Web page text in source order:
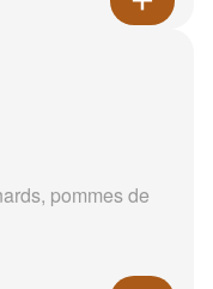
pommes de